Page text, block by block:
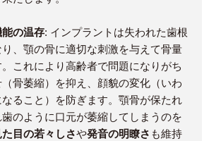
の温存: インプラントは失われた歯根
、顎の骨に適切な刺激を与えて骨量
これにより高齢者で問題になりがち
骨萎縮）を抑え、顔貌の変化（いわ
ること）を防ぎます。顎骨が保たれ
のように口元が萎縮してしまうのを
た目の若々しさや発音の明瞭さ も維持